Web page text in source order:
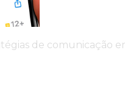
de comunicação